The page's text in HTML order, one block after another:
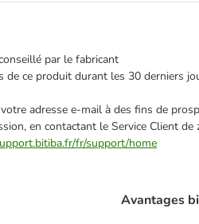
par le fabricant
de ce produit durant les 30 derniers
adresse e‑mail à des fins de
en contactant le Service Client de
fr/support/home
Avantages